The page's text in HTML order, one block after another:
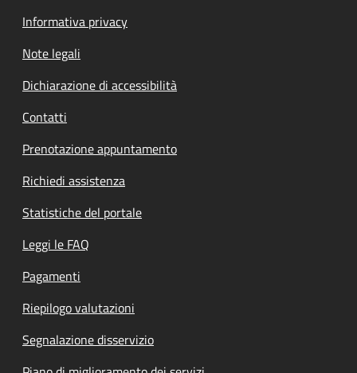
Informativa privacy
Note legali
Dichiarazione di accessibilità
Contatti
Prenotazione appuntamento
Richiedi assistenza
Statistiche del portale
Leggi le FAQ
Pagamenti
Riepilogo valutazioni
Segnalazione disservizio